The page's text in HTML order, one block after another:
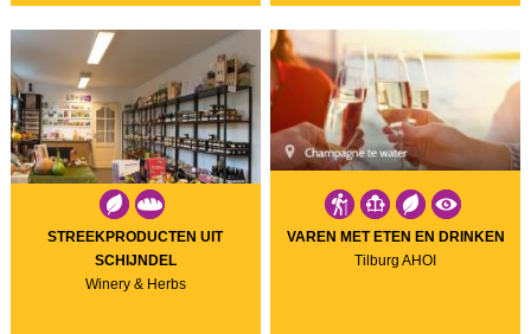
STREEKPRODUCTEN UIT
SCHIJNDEL
Winery & Herbs
VAREN MET ETEN EN DRINKEN
Tilburg AHOI